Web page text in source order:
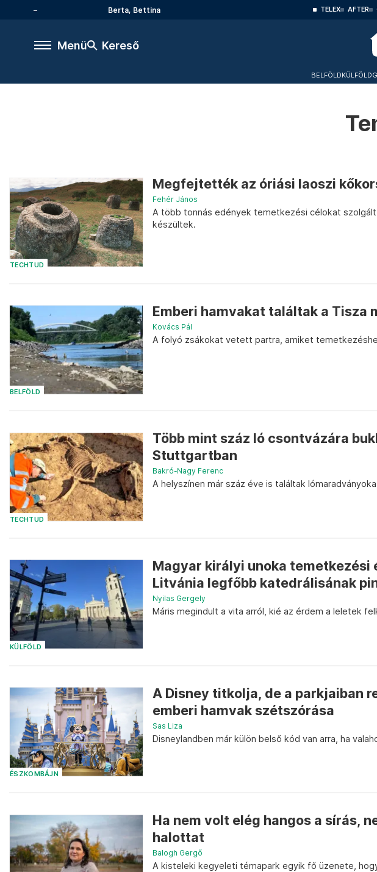
Berta, Bettina TELEX AFTER
Menü Kereső
BELFÖLDKÜLFÖLD
TECHTUD
Megfejtették az óriási laoszi
Fehér János
A több tonnás edények temetkezési célokat
készültek.
BELFÖLD
Emberi hamvakat találtak a Tisza
Kovács Pál
A folyó zsákokat vetett partra, amiket
TECHTUD
Több mint száz ló csontvázára
Stuttgartban
Bakró-Nagy Ferenc
A helyszínen már száz éve is találtak
KÜLFÖLD
Magyar királyi unoka temetkezési
Litvánia legfőbb katedrálisának
Nyilas Gergely
Máris megindult a vita arról, kié az érdem a leletek
ÉSZKOMBÁJN
A Disney titkolja, de a parkjaiban
emberi hamvak szétszórása
Sas Liza
Disneylandben már külön belső kód van arra, ha
Ha nem volt elég hangos a sírás,
halottat
Balogh Gergő
A kisteleki kegyeleti témapark egyik fő üzenete,